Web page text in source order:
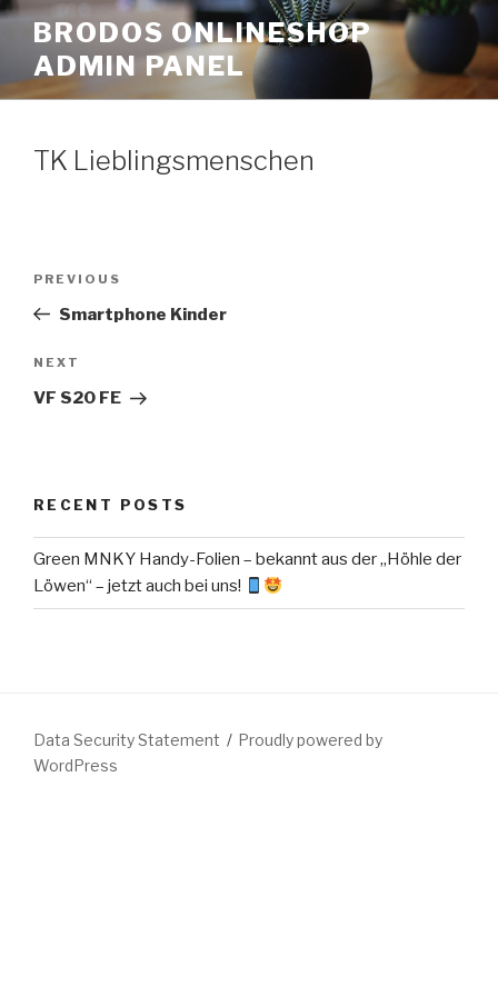
Skip
content
BRODOS ONLINESHOP
ADMIN PANEL
TK Lieblingsmenschen
Previous
Post
PREVIOUS
Smartphone Kinder
Next
Post
NEXT
VF S20 FE
RECENT POSTS
Green MNKY Handy-Folien – bekannt aus der „Höhle der
Löwen“ – jetzt auch bei uns!
Data Security Statement
Proudly powered by
WordPress